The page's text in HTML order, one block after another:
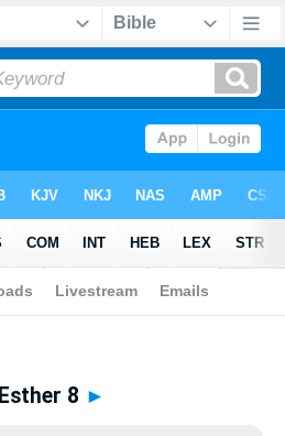
>Maori> Esther 8
Esther 8 ►